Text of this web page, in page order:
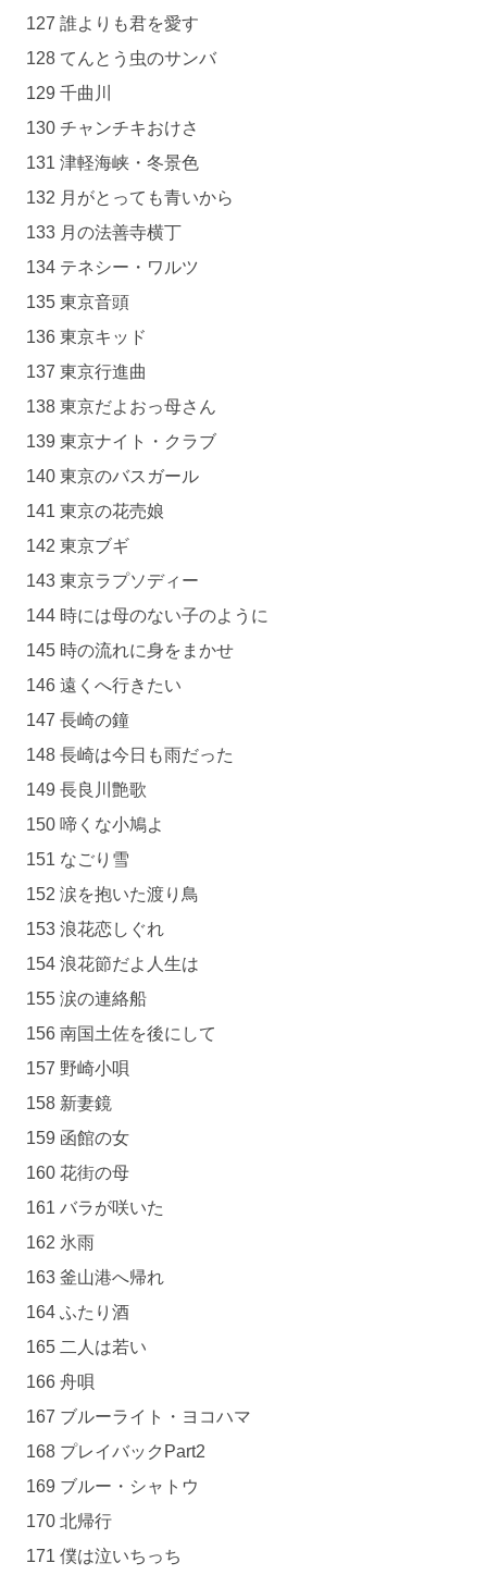
127 誰よりも君を愛す
128 てんとう虫のサンバ
129 千曲川
130 チャンチキおけさ
131 津軽海峡・冬景色
132 月がとっても青いから
133 月の法善寺横丁
134 テネシー・ワルツ
135 東京音頭
136 東京キッド
137 東京行進曲
138 東京だよおっ母さん
139 東京ナイト・クラブ
140 東京のバスガール
141 東京の花売娘
142 東京ブギ
143 東京ラプソディー
144 時には母のない子のように
145 時の流れに身をまかせ
146 遠くへ行きたい
147 長崎の鐘
148 長崎は今日も雨だった
149 長良川艶歌
150 啼くな小鳩よ
151 なごり雪
152 涙を抱いた渡り鳥
153 浪花恋しぐれ
154 浪花節だよ人生は
155 涙の連絡船
156 南国土佐を後にして
157 野崎小唄
158 新妻鏡
159 函館の女
160 花街の母
161 バラが咲いた
162 氷雨
163 釜山港へ帰れ
164 ふたり酒
165 二人は若い
166 舟唄
167 ブルーライト・ヨコハマ
168 プレイバックPart2
169 ブルー・シャトウ
170 北帰行
171 僕は泣いちっち